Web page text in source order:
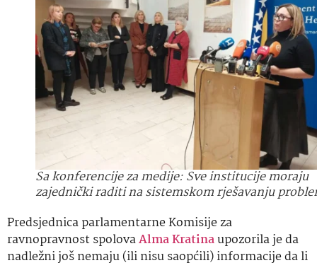
Sa konferencije za medije: Sve institucije moraju
zajednički raditi na sistemskom rješavanju
Predsjednica parlamentarne Komisije za
ravnopravnost spolovaAlma Kratinaupozorila je da
nadležni još nemaju (ili nisu saopćili) informacije da li